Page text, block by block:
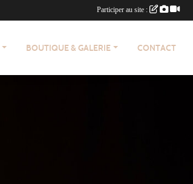
BOUTIQUE & GALERIE CONTACT
Participer au site :